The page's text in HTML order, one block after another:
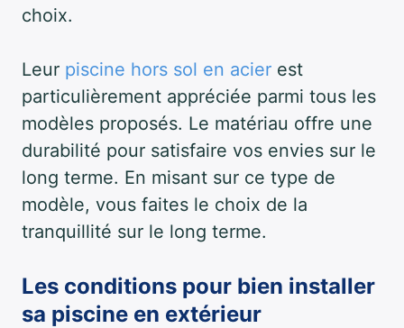
choix.
Leur piscine hors sol en acier est
particulièrement appréciée parmi tous les
modèles proposés. Le matériau offre une
durabilité pour satisfaire vos envies sur le
long terme. En misant sur ce type de
modèle, vous faites le choix de la
tranquillité sur le long terme.
Les conditions pour bien installer
sa piscine en extérieur